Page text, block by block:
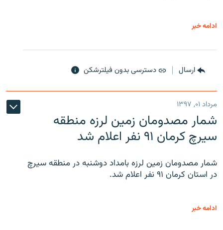
ادامه خبر
ارسال دسترسی بدون فیلترشکن
مرداد ۰۱, ۱۳۹۷
شمار مصدومان زمین لرزه منطقه
سیرچ کرمان ۹۱ نفر اعلام شد
شمار مصدومان زمین لرزه بامداد دوشنبه در منطقه سیرچ
در استان کرمان ۹۱ نفر اعلام شد.
ادامه خبر